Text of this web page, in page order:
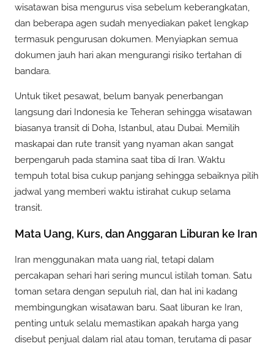
wisatawan bisa mengurus visa sebelum keberangkatan,
dan beberapa agen sudah menyediakan paket lengkap
termasuk pengurusan dokumen. Menyiapkan semua
dokumen jauh hari akan mengurangi risiko tertahan di
bandara.
Untuk tiket pesawat, belum banyak penerbangan
langsung dari Indonesia ke Teheran sehingga wisatawan
biasanya transit di Doha, Istanbul, atau Dubai. Memilih
maskapai dan rute transit yang nyaman akan sangat
berpengaruh pada stamina saat tiba di Iran. Waktu
tempuh total bisa cukup panjang sehingga sebaiknya pilih
jadwal yang memberi waktu istirahat cukup selama
transit.
Mata Uang, Kurs, dan Anggaran Liburan ke Iran
Iran menggunakan mata uang rial, tetapi dalam
percakapan sehari hari sering muncul istilah toman. Satu
toman setara dengan sepuluh rial, dan hal ini kadang
membingungkan wisatawan baru. Saat liburan ke Iran,
penting untuk selalu memastikan apakah harga yang
disebut penjual dalam rial atau toman, terutama di pasar